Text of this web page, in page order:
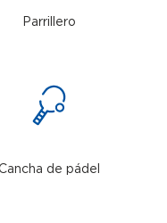
Parrillero
de pádel